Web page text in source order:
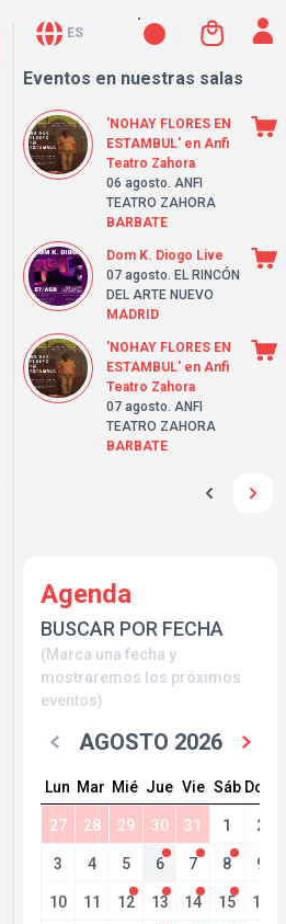
ES
Eventos en nuestras salas
'NOHAY FLORES EN
ESTAMBUL' en Anfi
Teatro Zahora
06 agosto. ANFI
TEATRO ZAHORA
BARBATE
Dom K. Diogo Live
07 agosto. EL RINCÓN
DEL ARTE NUEVO
MADRID
'NOHAY FLORES EN
ESTAMBUL' en Anfi
Teatro Zahora
07 agosto. ANFI
TEATRO ZAHORA
BARBATE
Agenda
BUSCAR POR FECHA
(Marca una fecha y
mostraremos los próximos
eventos)
AGOSTO 2026
Lun Mar Mié Jue Vie Sáb Dom
27 28 29 30 31 1 2
3 4 5 6 7 8 9
10 11 12 13 14 15 16